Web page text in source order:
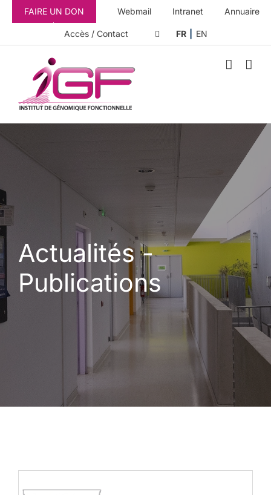
PasserFAIRE UN DON Webmail Intranet Annuaire
Accès / Contact FR EN
Actualités -
Publications